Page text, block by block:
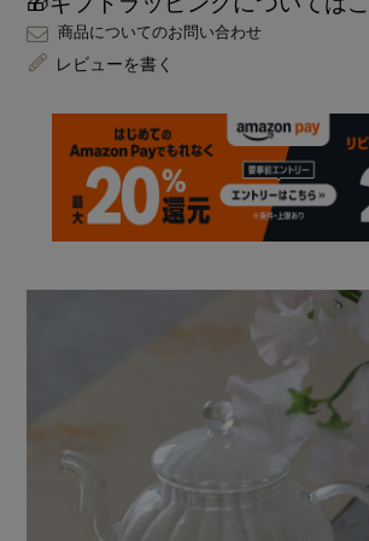
商品についてのお問い合わせ
レビューを書く